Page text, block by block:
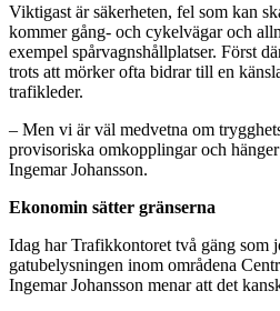
Viktigast är säkerheten, fel som kan
kommer gång- och cykelvägar och
exempel spårvagnshållplatser. Först
trots att mörker ofta bidrar till en
trafikleder.
– Men vi är väl medvetna om
provisoriska omkopplingar och
Ingemar Johansson.
Ekonomin sätter gränserna
Idag har Trafikkontoret två gäng som
gatubelysningen inom områdena
Ingemar Johansson menar att det